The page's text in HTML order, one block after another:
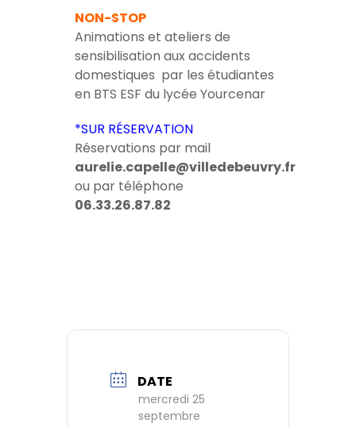
NON-STOP
Animations et ateliers de
sensibilisation aux accidents
domestiques par les étudiantes
en BTS ESF du lycée Yourcenar
*SUR RÉSERVATION
Réservations par mail
aurelie.capelle@villedebeuvry.fr
ou par téléphone
06.33.26.87.82
DATE
mercredi 25
septembre